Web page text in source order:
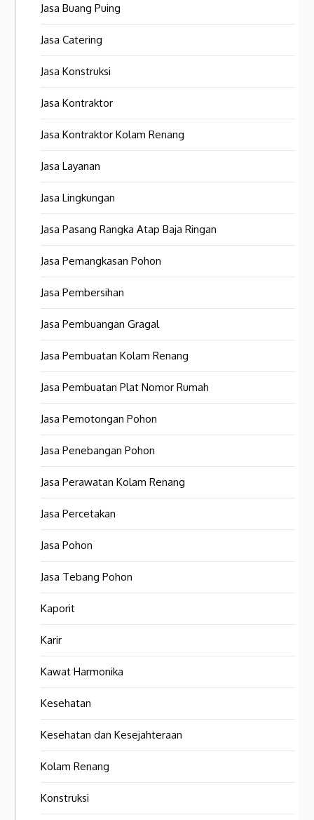
Jasa Buang Puing
Jasa Catering
Jasa Konstruksi
Jasa Kontraktor
Jasa Kontraktor Kolam Renang
Jasa Layanan
Jasa Lingkungan
Jasa Pasang Rangka Atap Baja Ringan
Jasa Pemangkasan Pohon
Jasa Pembersihan
Jasa Pembuangan Gragal
Jasa Pembuatan Kolam Renang
Jasa Pembuatan Plat Nomor Rumah
Jasa Pemotongan Pohon
Jasa Penebangan Pohon
Jasa Perawatan Kolam Renang
Jasa Percetakan
Jasa Pohon
Jasa Tebang Pohon
Kaporit
Karir
Kawat Harmonika
Kesehatan
Kesehatan dan Kesejahteraan
Kolam Renang
Konstruksi